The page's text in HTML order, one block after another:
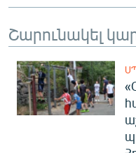
Շարունակել